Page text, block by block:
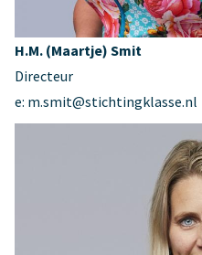
H.M. (Maartje) Smit
Directeur
e: m.smit@stichtingklasse.nl